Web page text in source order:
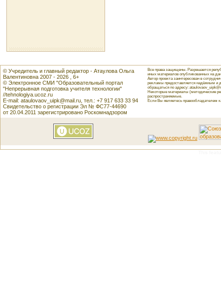
© Учредитель и главный редактор - Атаулова Ольга
Валентиновна 2007 - 2026 , 6+
© Электронное СМИ "Образовательный портал
"Непрерывная подготовка учителя технологии"
//tehnologiya.ucoz.ru
E-mail: ataulovaov_uipk@mail.ru, тел.: +7 917 633 33 94
Свидетельство о регистрации Эл № ФС77-44690
от 20.04.2011 зарегистрировано Роскомнадзором
Все права защищены. Разрешается
иных материалов опубликованных на
Автор проекта заинтересован в
рекламы предоставляется надёжным и
обращаться по адресу:
Некоторые материалы (методические
распространяемые.
Если Вы являетесь правообладателем